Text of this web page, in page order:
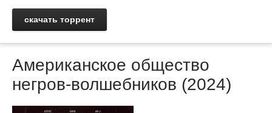
скачать торрент
Американское общество
негров-волшебников (2024)